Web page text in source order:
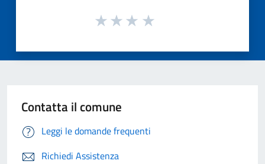
Contatta il comune
Leggi le domande frequenti
Richiedi Assistenza